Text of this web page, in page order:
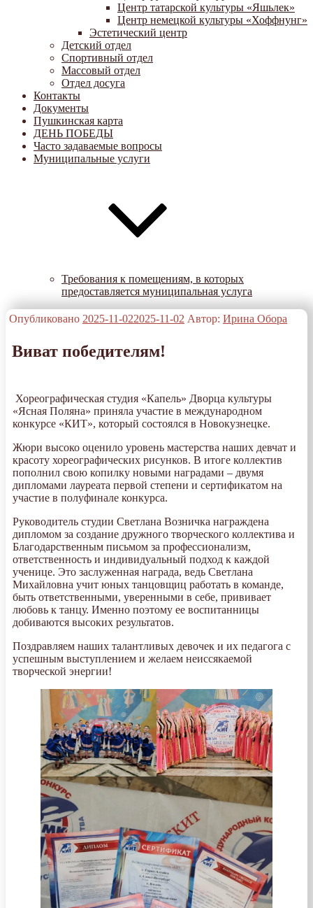
Центр татарской культуры «Яшьлек»
Центр немецкой культуры «Хоффнунг»
Эстетический центр
Детский отдел
Спортивный отдел
Массовый отдел
Отдел досуга
Контакты
Документы
Пушкинская карта
ДЕНЬ ПОБЕДЫ
Часто задаваемые вопросы
Муниципальные услуги
Требования к помещениям, в которых
предоставляется муниципальная услуга
Опубликовано 2025-11-022025-11-02 Автор: Ирина Обора
Виват победителям!
Хореографическая студия «Капель» Дворца культуры
«Ясная Поляна» приняла участие в международном
конкурсе «КИТ», который состоялся в Новокузнецке.
Жюри высоко оценило уровень мастерства наших девчат и
красоту хореографических рисунков. В итоге коллектив
пополнил свою копилку новыми наградами – двумя
дипломами лауреата первой степени и сертификатом на
участие в полуфинале конкурса.
Руководитель студии Светлана Возничка награждена
дипломом за создание дружного творческого коллектива и
Благодарственным письмом за профессионализм,
ответственность и индивидуальный подход к каждой
ученице. Это заслуженная награда, ведь Светлана
Михайловна учит юных танцовщиц работать в команде,
быть ответственными, уверенными в себе, прививает
любовь к танцу. Именно поэтому ее воспитанницы
добиваются высоких результатов.
Поздравляем наших талантливых девочек и их педагога с
успешным выступлением и желаем неиссякаемой
творческой энергии!